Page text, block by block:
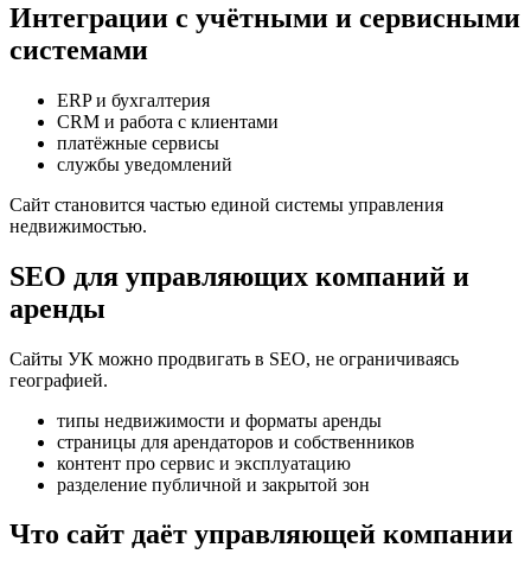
Интеграции с учётными и сервисными
системами
ERP и бухгалтерия
CRM и работа с клиентами
платёжные сервисы
службы уведомлений
Сайт становится частью единой системы управления
недвижимостью.
SEO для управляющих компаний и
аренды
Сайты УК можно продвигать в SEO, не ограничиваясь
географией.
типы недвижимости и форматы аренды
страницы для арендаторов и собственников
контент про сервис и эксплуатацию
разделение публичной и закрытой зон
Что сайт даёт управляющей компании